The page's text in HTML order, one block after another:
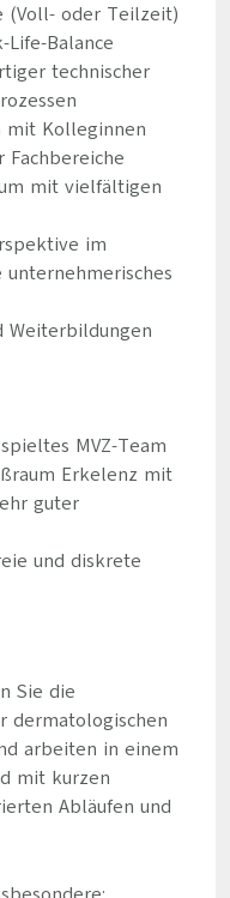
(Voll- oder Teilzeit)
Life-Balance
technischer
mit Kolleginnen
mit vielfältigen
im
Weiterbildungen
MVZ-Team
Erkelenz mit
guter
und diskrete
Sie die
dermatologischen
arbeiten in einem
mit kurzen
Abläufen und